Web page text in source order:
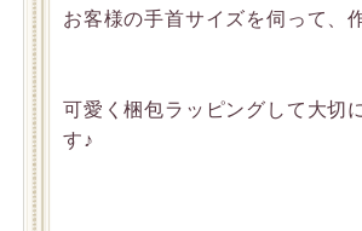
お客様の手首サイズを伺って、
可愛く梱包ラッピングして大切
す♪